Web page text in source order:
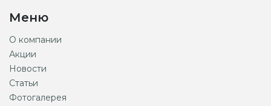
Меню
О компании
Акции
Новости
Статьи
Фотогалерея